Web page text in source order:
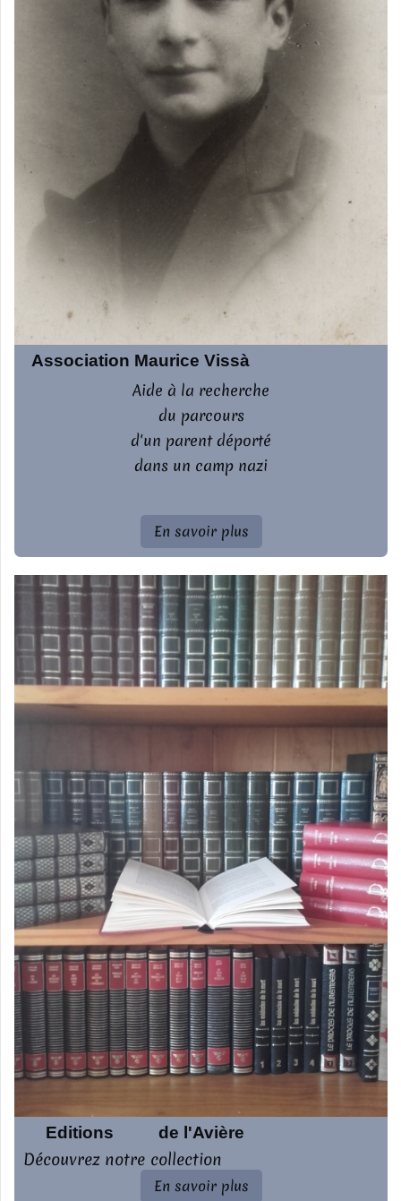
Association Maurice Vissà
Aide à la recherche
du parcours
d'un parent déporté
dans un camp nazi
En savoir plus
Editions de l'Avière
Découvrez notre collection
En savoir plus